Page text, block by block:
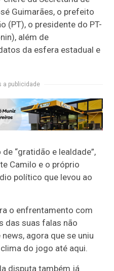
Guimarães, o prefeito
(PT), o presidente do PT-
além de
da esfera estadual e
a publicidade
“gratidão e lealdade”,
Camilo e o próprio
político que levou ao
o enfrentamento com
das suas falas não
agora que se uniu
do jogo até aqui.
disputa também já